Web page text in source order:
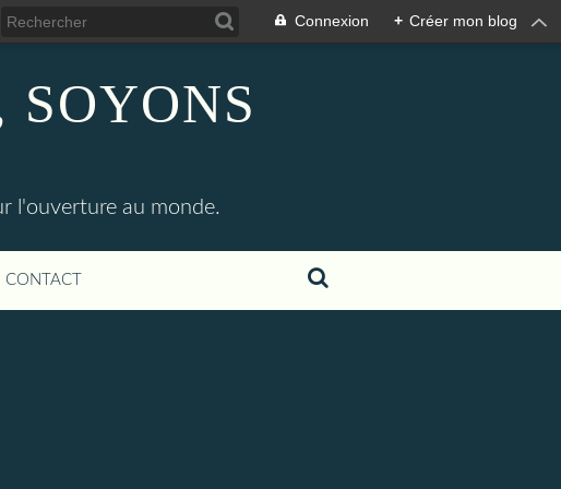
Connexion + Créer mon blog
l'ouverture au monde.
CONTACT